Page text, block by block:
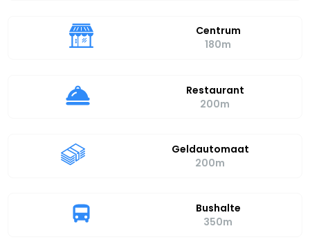
Centrum
180m
Restaurant
200m
Geldautomaat
200m
Bushalte
350m